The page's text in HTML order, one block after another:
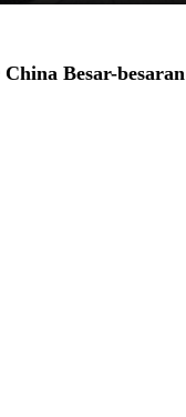
Besar-besaran